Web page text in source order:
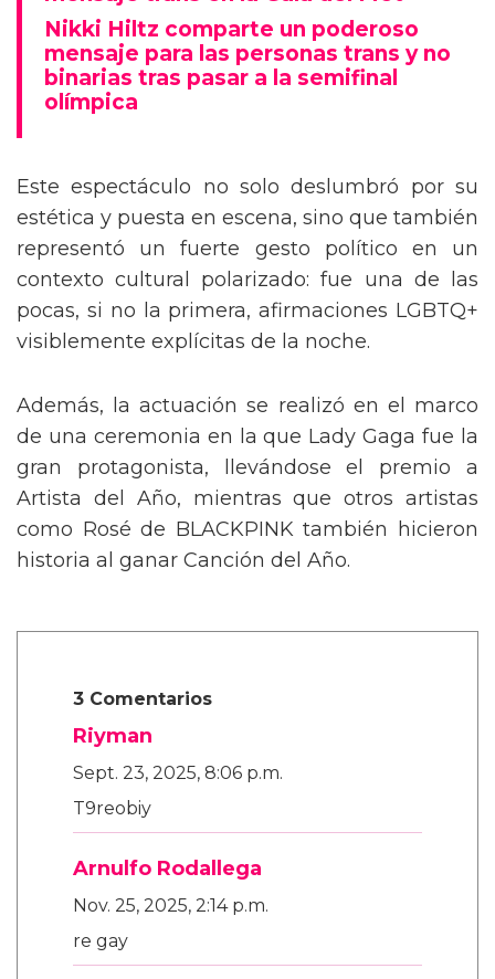
Nikki Hiltz comparte un poderoso
mensaje para las personas trans y no
binarias tras pasar a la semifinal
olímpica
Este espectáculo no solo deslumbró por su
estética y puesta en escena, sino que también
representó un fuerte gesto político en un
contexto cultural polarizado: fue una de las
pocas, si no la primera, afirmaciones LGBTQ+
visiblemente explícitas de la noche.
Además, la actuación se realizó en el marco
de una ceremonia en la que Lady Gaga fue la
gran protagonista, llevándose el premio a
Artista del Año, mientras que otros artistas
como Rosé de BLACKPINK también hicieron
historia al ganar Canción del Año.
3 Comentarios
Riyman
Sept. 23, 2025, 8:06 p.m.
T9reobiy
Arnulfo Rodallega
Nov. 25, 2025, 2:14 p.m.
re gay